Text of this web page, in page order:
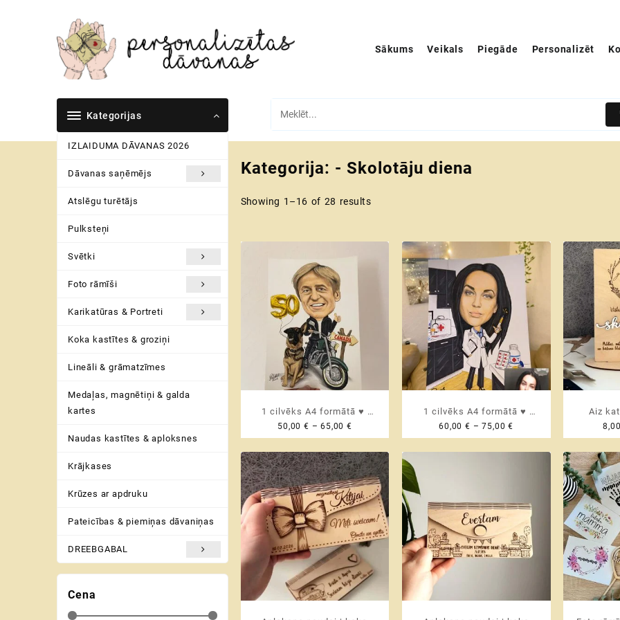
Sākums Veikals Piegāde Personalizēt
Kategorijas
IZLAIDUMA DĀVANAS 2026
Dāvanas saņēmējs
Atslēgu turētājs
Pulksteņi
Svētki
Foto rāmīši
Karikatūras & Portreti
Koka kastītes & groziņi
Lineāli & grāmatzīmes
Medaļas, magnētiņi & galda
kartes
Naudas kastītes & aploksnes
Krājkases
Krūzes ar apdruku
Pateicības & piemiņas dāvaniņas
DREEBGABAL
Kategorija: - Skolotāju diena
Showing 1–16 of 28 results
1 cilvēks A4 formātā ♥
Personalizēta karikatūra ar
50,00 € – 65,00 €
range:
50,00 €
through
65,00 €
1 cilvēks A4 formātā ♥
Personalizēta karikatūra ar
60,00€ – 75,00€
range:
60,00 €
Aiz
vienmēr
Cena